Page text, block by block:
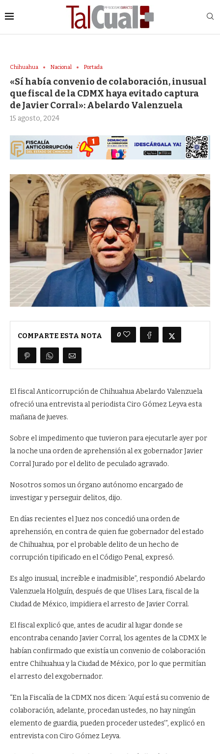
Chihuahua Nacional Portada
«Sí había convenio de colaboración, inusual
que fiscal de la CDMX haya evitado captura
de Javier Corral»: Abelardo Valenzuela
15 agosto, 2024
COMPARTE ESTA NOTA 0
El fiscal Anticorrupción de Chihuahua Abelardo Valenzuela
ofreció una entrevista al periodista Ciro Gómez Leyva esta
mañana de jueves.
Sobre el impedimento que tuvieron para ejecutarle ayer por
la noche una orden de aprehensión al ex gobernador Javier
Corral Jurado por el delito de peculado agravado.
Nosotros somos un órgano autónomo encargado de
investigar y perseguir delitos, dijo.
En días recientes el Juez nos concedió una orden de
aprehensión, en contra de quien fue gobernador del estado
de Chihuahua, por el probable delito de un hecho de
corrupción tipificado en el Código Penal, expresó.
Es algo inusual, increíble e inadmisible”, respondió Abelardo
Valenzuela Holguín, después de que Ulises Lara, fiscal de la
Ciudad de México, impidiera el arresto de Javier Corral.
El fiscal explicó que, antes de acudir al lugar donde se
encontraba cenando Javier Corral, los agentes de la CDMX le
habían confirmado que existía un convenio de colaboración
entre Chihuahua y la Ciudad de México, por lo que permitían
el arresto del exgobernador.
“En la Fiscalía de la CDMX nos dicen: ‘Aquí está su convenio de
colaboración, adelante, procedan ustedes, no hay ningún
elemento de guardia, pueden proceder ustedes’”, explicó en
entrevista con Ciro Gómez Leyva.